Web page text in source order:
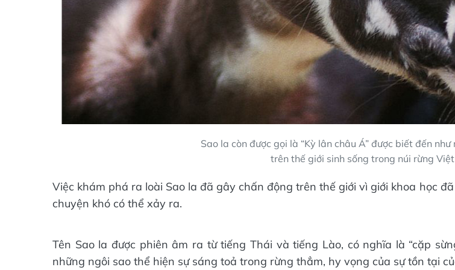
Sao la còn được gọi là “Kỳ lân châu Á” được biết đến
trên thế giới sinh sống trong núi rừng
Việc khám phá ra loài Sao la đã gây chấn động trên thế giới vì giới khoa học
chuyện khó có thể xảy ra.
Tên Sao la được phiên âm ra từ tiếng Thái và tiếng Lào, có nghĩa là “cặp
những ngôi sao thể hiện sự sáng toả trong rừng thẳm, hy vọng của sự tồn tại